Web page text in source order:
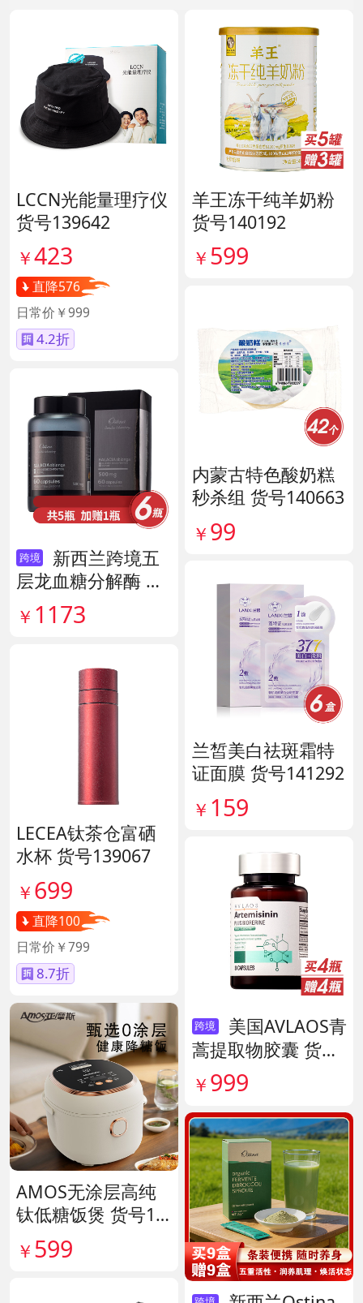
LCCN光能量理疗仪
货号139642
￥423
直降576
日常价￥999
4.2折
跨境
新西兰跨境五
层龙血糖分解酶 货
号138890
￥ 1173
LECEA钛茶仓富硒
水杯 货号139067
￥ 699
直降100
日常价￥799
8.7折
AMOS无涂层高纯
钛低糖饭煲 货号14
1641
￥ 599
羊王冻干纯羊奶粉
货号140192
￥ 599
内蒙古特色酸奶糕
秒杀组 货号140663
￥ 99
兰皙美白祛斑霜特
证面膜 货号141292
￥ 159
跨境
美国AVLAOS青
蒿提取物胶囊 货号
140567
￥ 999